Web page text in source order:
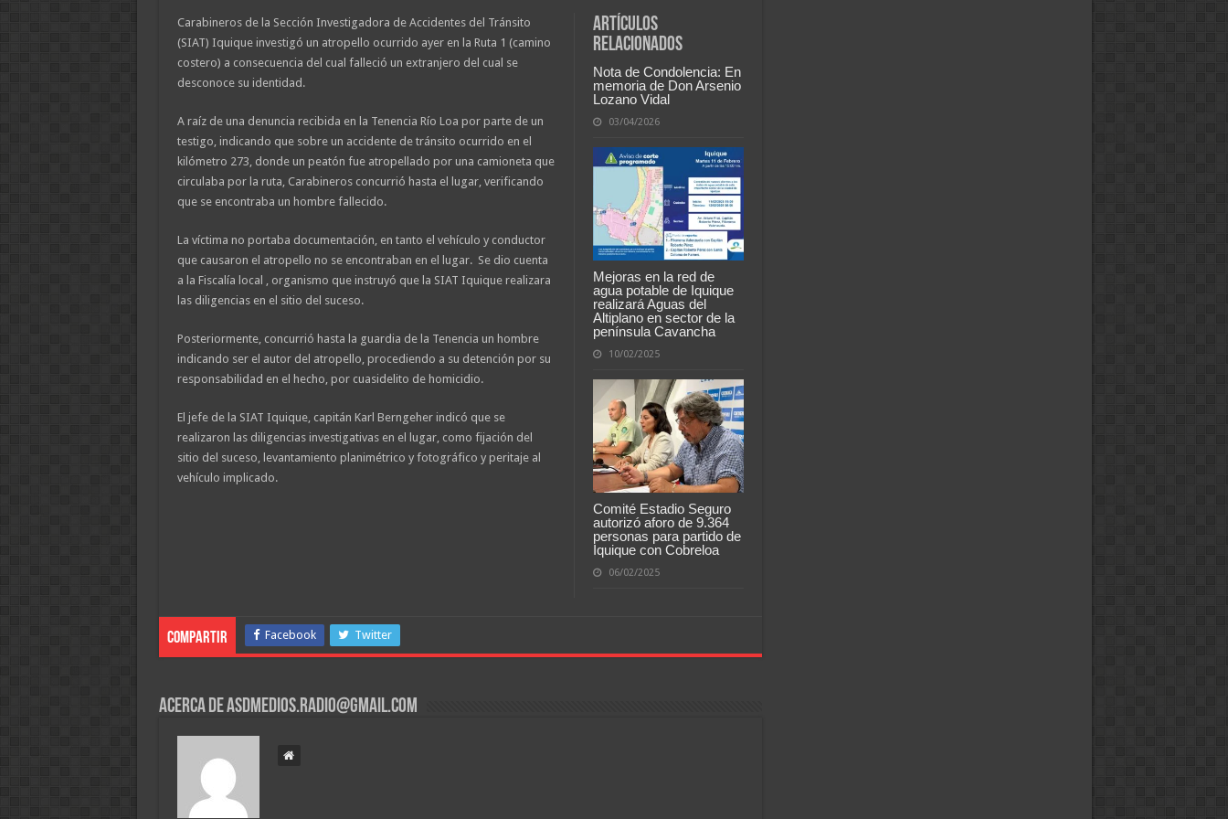
Artículos
relacionados
Nota de Condolencia: En
memoria de Don Arsenio
Lozano Vidal
03/04/2026
Mejoras en la red de
agua potable de Iquique
realizará Aguas del
Altiplano en sector de la
península Cavancha
10/02/2025
Comité Estadio Seguro
autorizó aforo de 9.364
personas para partido de
Iquique con Cobreloa
06/02/2025
Carabineros de la Sección Investigadora de Accidentes del Tránsito
(SIAT) Iquique investigó un atropello ocurrido ayer en la Ruta 1 (camino
costero) a consecuencia del cual falleció un extranjero del cual se
desconoce su identidad.
A raíz de una denuncia recibida en la Tenencia Río Loa por parte de un
testigo, indicando que sobre un accidente de tránsito ocurrido en el
kilómetro 273, donde un peatón fue atropellado por una camioneta que
circulaba por la ruta, Carabineros concurrió hasta el lugar, verificando
que se encontraba un hombre fallecido.
La víctima no portaba documentación, en tanto el vehículo y conductor
que causaron el atropello no se encontraban en el lugar. Se dio cuenta
a la Fiscalía local , organismo que instruyó que la SIAT Iquique realizara
las diligencias en el sitio del suceso.
Posteriormente, concurrió hasta la guardia de la Tenencia un hombre
indicando ser el autor del atropello, procediendo a su detención por su
responsabilidad en el hecho, por cuasidelito de homicidio.
El jefe de la SIAT Iquique, capitán Karl Berngeher indicó que se
realizaron las diligencias investigativas en el lugar, como fijación del
sitio del suceso, levantamiento planimétrico y fotográfico y peritaje al
vehículo implicado.
Compartir Facebook Twitter
Acerca de asdmedios.radio@gmail.com